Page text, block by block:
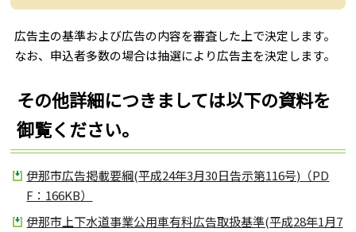
広告主の基準および広告の内容を審査した上で決定します。
なお、申込者多数の場合は抽選により広告主を決定します。
その他詳細につきましては以下の資料を
御覧ください。
伊那市広告掲載要綱(平成24年3月30日告示第116号)（PD
F：166KB）
伊那市上下水道事業公用車有料広告取扱基準(平成28年1月7